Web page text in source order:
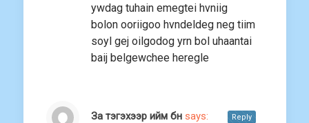
ywdag tuhain emegtei hvniig
bolon ooriigoo hvndeldeg neg tiim
soyl gej oilgodog yrn bol uhaantai
baij belgewchee heregle
За тэгэхээр ийм бн says: Reply